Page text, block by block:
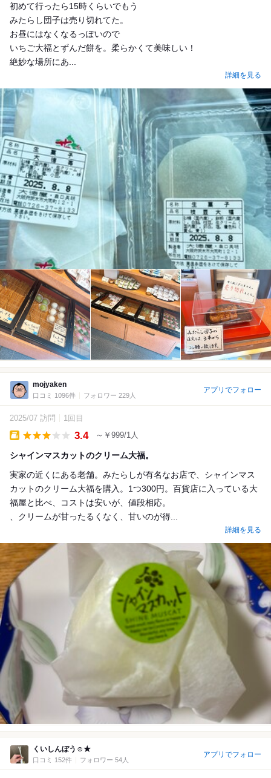
初めて行ったら15時くらいでもう
みたらし団子は売り切れてた。
お昼にはなくなるっぽいので
いちご大福とずんだ餅を。柔らかくて美味しい！
絶妙な場所にあ...
詳細を見る
mojyaken
口コミ 1096件 フォロワー 229人
アプリでフォロー
2025/07 訪問 1回目
3.4 ～￥999/1人
シャインマスカットのクリーム大福。
実家の近くにある老舗。みたらしが有名なお店で、シャインマス
カットのクリーム大福を購入。1つ300円。百貨店に入っている大
福屋と比べ、コストは安いが、値段相応。
、クリームが甘ったるくなく、甘いのが得...
詳細を見る
くいしんぼう☺︎★
口コミ 152件 フォロワー 54人
アプリでフォロー